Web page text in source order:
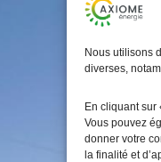
Nous utilisons
diverses,
En cliquant sur
Vous pouvez
donner votre
la finalité et